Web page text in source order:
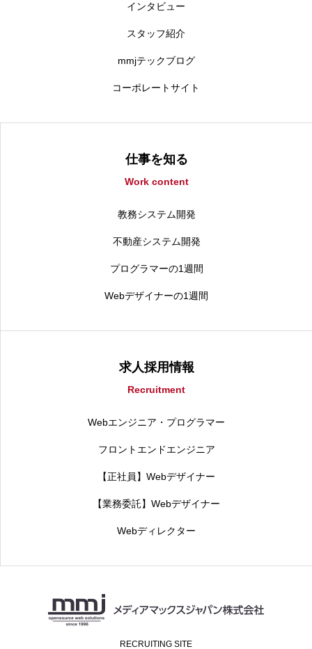
インタビュー
スタッフ紹介
mmjテックブログ
コーポレートサイト
仕事を知る
Work content
教務システム開発
不動産システム開発
プログラマーの1週間
Webデザイナーの1週間
求人採用情報
Recruitment
Webエンジニア・プログラマー
フロントエンドエンジニア
【正社員】Webデザイナー
【業務委託】Webデザイナー
Webディレクター
RECRUITING SITE